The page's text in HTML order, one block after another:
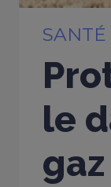
SANTÉ
le